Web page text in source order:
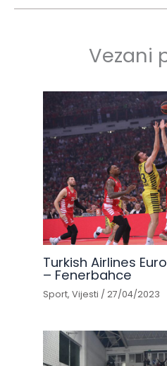
Vezani
Turkish Airlines
– Fenerbahce
Sport,Vijesti /27/04/2023